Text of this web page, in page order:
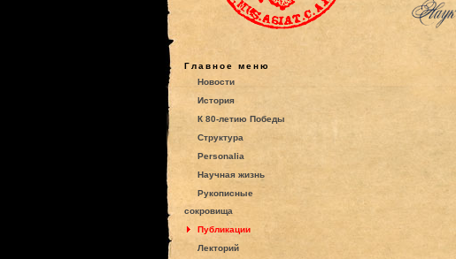
Главное меню
Новости
История
К 80-летию Победы
Структура
Personalia
Научная жизнь
Рукописные
сокровища
Публикации
Лекторий